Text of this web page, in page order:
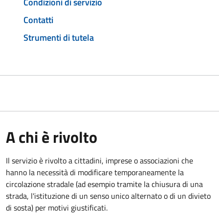
Contatti
Strumenti di tutela
A chi è rivolto
Il servizio è rivolto a cittadini, imprese o associazioni che
hanno la necessità di modificare temporaneamente la
circolazione stradale (ad esempio tramite la chiusura di una
strada, l'istituzione di un senso unico alternato o di un divieto
di sosta) per motivi giustificati.